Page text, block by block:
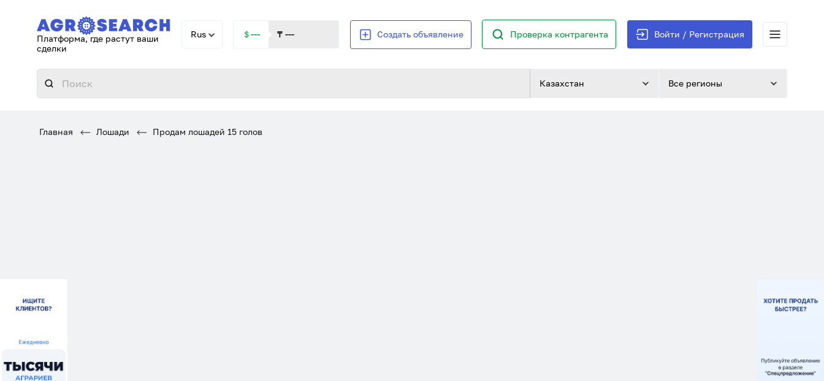
Платформа, где растут ваши
сделки
Rus ＄--- ₸ --- Создать объявление Проверка контрагента Войти / Регистрация
Казахстан Все регионы
Главная Лошади Продам лошадей 15 голов